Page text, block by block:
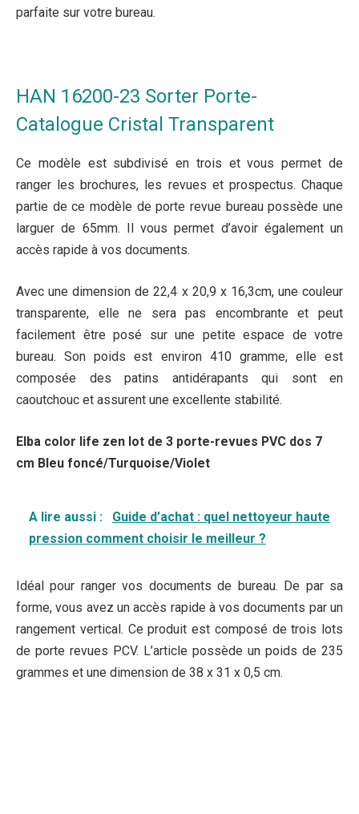
parfaite sur votre bureau.
HAN 16200-23 Sorter Porte-
Catalogue Cristal Transparent
Ce modèle est subdivisé en trois et vous permet de
ranger les brochures, les revues et prospectus. Chaque
partie de ce modèle de porte revue bureau possède une
larguer de 65mm. Il vous permet d’avoir également un
accès rapide à vos documents.
Avec une dimension de 22,4 x 20,9 x 16,3cm, une couleur
transparente, elle ne sera pas encombrante et peut
facilement être posé sur une petite espace de votre
bureau. Son poids est environ 410 gramme, elle est
composée des patins antidérapants qui sont en
caoutchouc et assurent une excellente stabilité.
Elba color life zen lot de 3 porte-revues PVC dos 7
cm Bleu foncé/Turquoise/Violet
A lire aussi :
Guide d’achat : quel nettoyeur haute
pression comment choisir le meilleur ?
Idéal pour ranger vos documents de bureau. De par sa
forme, vous avez un accès rapide à vos documents par un
rangement vertical. Ce produit est composé de trois lots
de porte revues PCV. L’article possède un poids de 235
grammes et une dimension de 38 x 31 x 0,5 cm.